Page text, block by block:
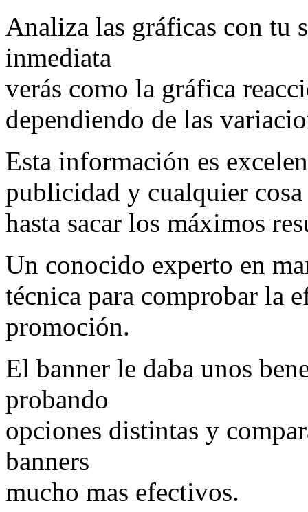
Analiza las gráficas con tu
inmediata
verás como la gráfica
dependiendo de las
Esta información es
publicidad y cualquier
hasta sacar los máximos
Un conocido experto en
técnica para comprobar la
promoción.
El banner le daba unos
probando
opciones distintas y
banners
mucho mas efectivos.